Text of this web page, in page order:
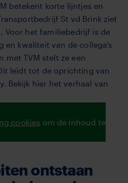
betekent korte lijntjes en
St vd Brink ziet
Voor het familiebedrijf is de
kwaliteit van de collega’s
met TVM stelt ze een
leidt tot de oprichting van
Bekijk hier het verhaal van
cookies om de inhoud te
ontstaan